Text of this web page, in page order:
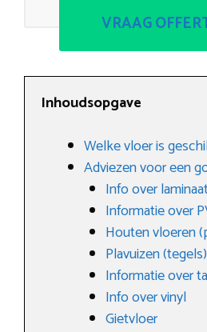
VRAAG
Inhoudsopgave
Welke vloer is
Adviezen voor een
Info over
Informatie over
Houten vloeren
Plavuizen (tegels)
Informatie over
Info over vinyl
Gietvloer